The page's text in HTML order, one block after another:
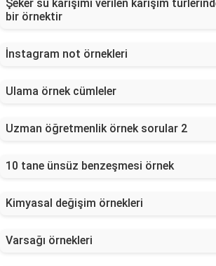
Şeker su karışımı verilen karışım
bir örnektir
İnstagram not örnekleri
Ulama örnek cümleler
Uzman öğretmenlik örnek sorular 2
10 tane ünsüz benzeşmesi örnek
Kimyasal değişim örnekleri
Varsağı örnekleri